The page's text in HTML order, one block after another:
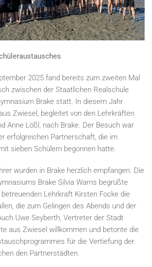
2025 fand bereits zum zweiten Mal
zwischen der Staatlichen Realschule
Brake statt. In diesem Jahr
Zwiesel, begleitet von den Lehrkräften
Anne Lößl, nach Brake. Der Besuch war
erfolgreichen Partnerschaft, die im
sieben Schülern begonnen hatte.
wurden in Brake herzlich empfangen. Die
Brake Silvia Warns begrüßte
Lehrkraft Kirsten Focke die
die zum Gelingen des Abends und der
Uwe Seyberth, Vertreter der Stadt
aus Zwiesel willkommen und betonte die
für die Vertiefung der
den Partnerstädten.